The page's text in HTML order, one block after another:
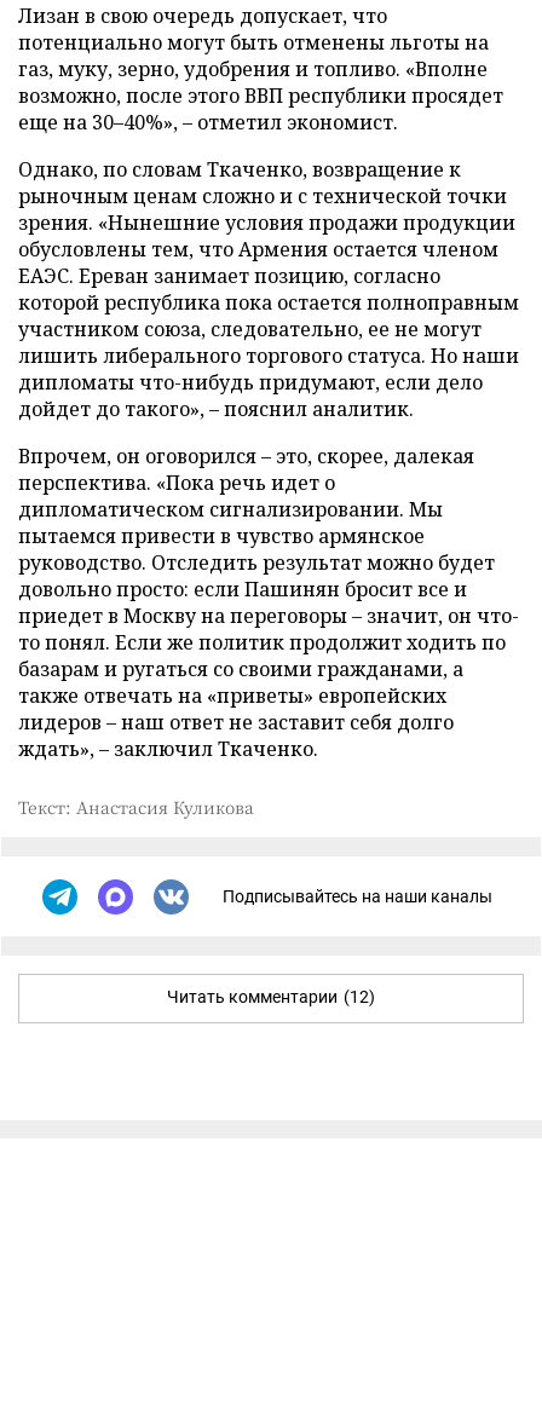
Лизан в свою очередь допускает, что
потенциально могут быть отменены льготы на
газ, муку, зерно, удобрения и топливо. «Вполне
возможно, после этого ВВП республики просядет
еще на 30–40%», – отметил экономист.
Однако, по словам Ткаченко, возвращение к
рыночным ценам сложно и с технической точки
зрения. «Нынешние условия продажи продукции
обусловлены тем, что Армения остается членом
ЕАЭС. Ереван занимает позицию, согласно
которой республика пока остается полноправным
участником союза, следовательно, ее не могут
лишить либерального торгового статуса. Но наши
дипломаты что-нибудь придумают, если дело
дойдет до такого», – пояснил аналитик.
Впрочем, он оговорился – это, скорее, далекая
перспектива. «Пока речь идет о
дипломатическом сигнализировании. Мы
пытаемся привести в чувство армянское
руководство. Отследить результат можно будет
довольно просто: если Пашинян бросит все и
приедет в Москву на переговоры – значит, он что-
то понял. Если же политик продолжит ходить по
базарам и ругаться со своими гражданами, а
также отвечать на «приветы» европейских
лидеров – наш ответ не заставит себя долго
ждать», – заключил Ткаченко.
Текст: Анастасия Куликова
Подписывайтесь на наши каналы
Читать комментарии (12)